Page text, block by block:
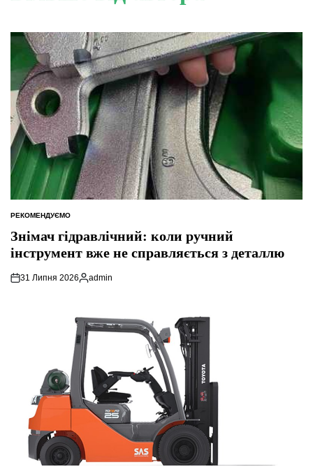
ОПУБЛІКУВАТИ
РЕКОМЕНДУЄМО
Знімач гідравлічний: коли ручний
інструмент вже не справляється з деталлю
31 Липня 2026
Опубліковано
admin